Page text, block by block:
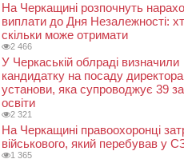
На Черкащині розпочнуть
виплати до Дня Незалежності:
скільки може отримати
2 466
У Черкаській облраді визначили
кандидатку на посаду директора
установи, яка супроводжує 39
освіти
2 321
На Черкащині правоохоронці
військового, який перебував у
1 365